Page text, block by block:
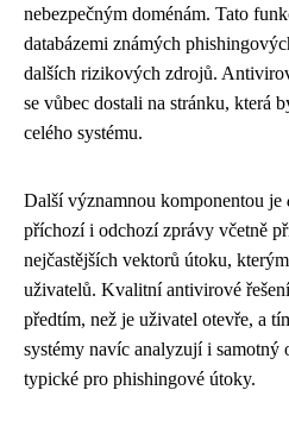
nebezpečným doménám. Tato
databázemi známých
dalších rizikových zdrojů.
se vůbec dostali na stránku, která
celého systému.
Další významnou komponentou je
příchozí i odchozí zprávy včetně
nejčastějších vektorů útoku,
uživatelů. Kvalitní antivirové
předtím, než je uživatel otevře, a
systémy navíc analyzují i samotný
typické pro phishingové útoky.